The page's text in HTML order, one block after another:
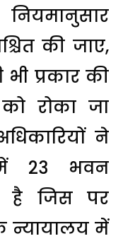
की जाए,
प्रकार की
रोका जा
ने
23 भवन
है जिस पर
न्यायालय में